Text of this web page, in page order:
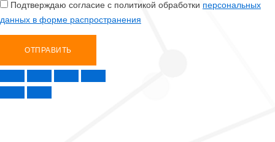
Подтверждаю согласие с политикой обработки персональных
данных в форме распространения
ОТПРАВИТЬ